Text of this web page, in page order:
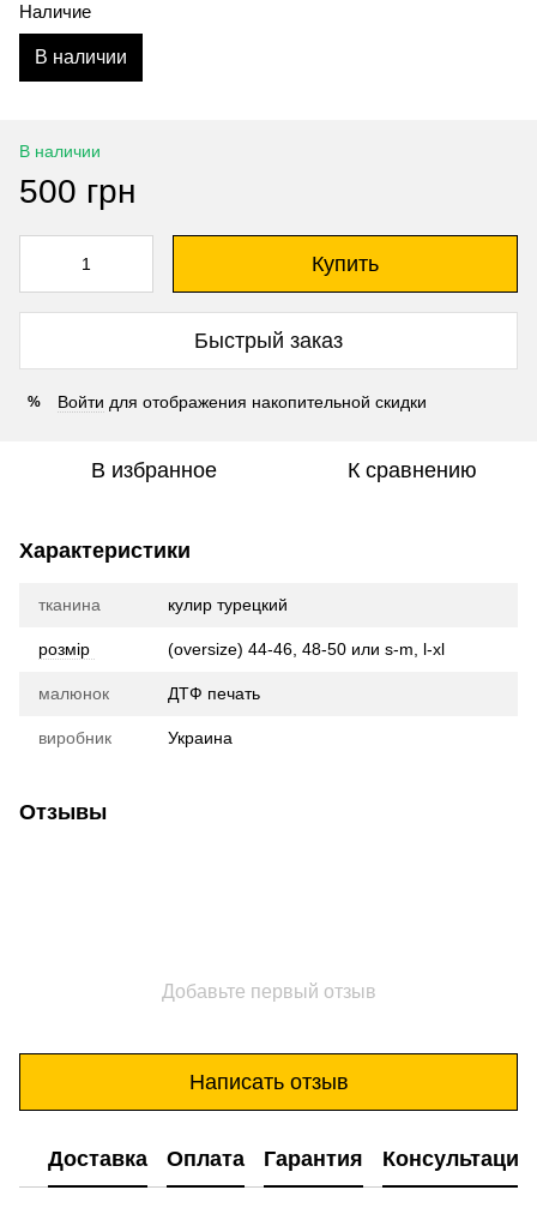
Наличие
В наличии
В наличии
500 грн
Купить
Быстрый заказ
% Войти для отображения накопительной скидки
В избранное К сравнению
Характеристики
тканина кулир турецкий
розмір (oversize) 44-46, 48-50 или s-m, l-xl
малюнок ДТФ печать
виробник Украина
Отзывы
Добавьте первый отзыв
Написать отзыв
Доставка Оплата Гарантия Консультация